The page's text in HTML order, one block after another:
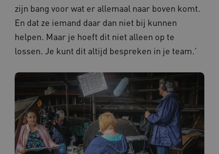
zijn bang voor wat er allemaal naar boven komt.
En dat ze iemand daar dan niet bij kunnen
helpen. Maar je hoeft dit niet alleen op te
lossen. Je kunt dit altijd bespreken in je team.’
a594.kennispleingehandicaptensector.nl
UMB_SESSION www.kennispleingehandicaptensector.nl